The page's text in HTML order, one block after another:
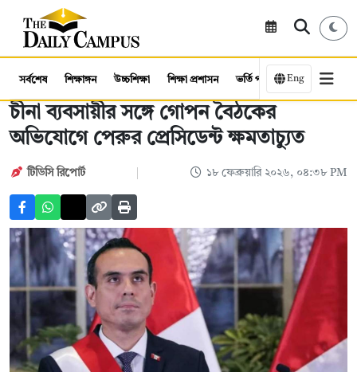
সর্বশেষ শিক্ষাঙ্গন উচ্চশিক্ষা শিক্ষা প্রশাসন ভর্তি পরীক্ষা কর্মসংস্থান
Eng
চীনা ব্যবসায়ীর সঙ্গে গোপন বৈঠকের
অভিযোগে পেরুর প্রেসিডেন্ট ক্ষমতাচ্যুত
টিডিসি ‍রিপোর্ট ১৮ ফেব্রুয়ারি ২০২৬, ০৪:৩৮ PM